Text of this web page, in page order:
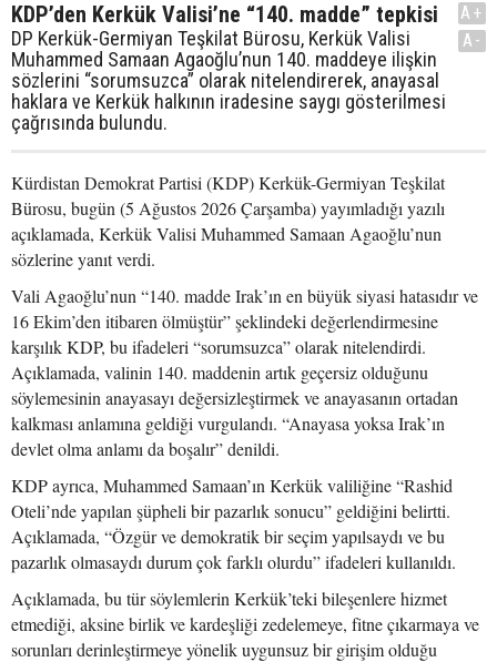
KDP’den Kerkük Valisi’ne “140. madde” tepkisi
DP Kerkük-Germiyan Teşkilat Bürosu, Kerkük Valisi
Muhammed Samaan Agaoğlu’nun 140. maddeye ilişkin
sözlerini “sorumsuzca” olarak nitelendirerek, anayasal
haklara ve Kerkük halkının iradesine saygı gösterilmesi
çağrısında bulundu.
A+
A-
Kürdistan Demokrat Partisi (KDP) Kerkük-Germiyan Teşkilat
Bürosu, bugün (5 Ağustos 2026 Çarşamba) yayımladığı yazılı
açıklamada, Kerkük Valisi Muhammed Samaan Agaoğlu’nun
sözlerine yanıt verdi.
Vali Agaoğlu’nun “140. madde Irak’ın en büyük siyasi hatasıdır ve
16 Ekim’den itibaren ölmüştür” şeklindeki değerlendirmesine
karşılık KDP, bu ifadeleri “sorumsuzca” olarak nitelendirdi.
Açıklamada, valinin 140. maddenin artık geçersiz olduğunu
söylemesinin anayasayı değersizleştirmek ve anayasanın ortadan
kalkması anlamına geldiği vurgulandı. “Anayasa yoksa Irak’ın
devlet olma anlamı da boşalır” denildi.
KDP ayrıca, Muhammed Samaan’ın Kerkük valiliğine “Rashid
Oteli’nde yapılan şüpheli bir pazarlık sonucu” geldiğini belirtti.
Açıklamada, “Özgür ve demokratik bir seçim yapılsaydı ve bu
pazarlık olmasaydı durum çok farklı olurdu” ifadeleri kullanıldı.
Açıklamada, bu tür söylemlerin Kerkük’teki bileşenlere hizmet
etmediği, aksine birlik ve kardeşliği zedelemeye, fitne çıkarmaya ve
sorunları derinleştirmeye yönelik uygunsuz bir girişim olduğu